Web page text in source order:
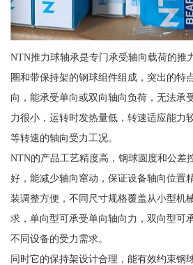
NTN推力球轴承是专门承受轴向载荷的推
圈和带保持架的钢球组件组成，突出的特
向，能承受单向或双向轴向负荷，无法承
力很小，运转时发热量低，转速适应能力
等转速的轴向受力工况。
NTN的产品工艺精度高，钢球圆度和公差
好，能减少轴向窜动，保证设备轴向位置
装调整方便，不同尺寸规格覆盖从小型机
求，单向型可承受单向轴向力，双向型可
不同设备的受力需求。
同时它的保持架设计合理，能有效约束钢